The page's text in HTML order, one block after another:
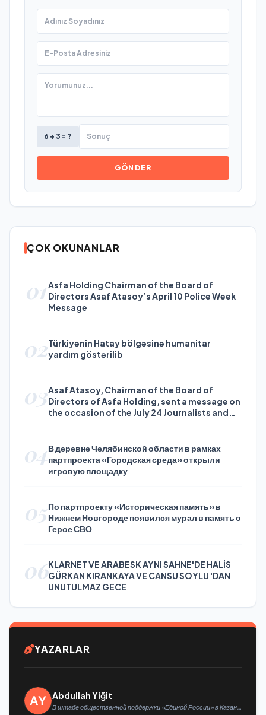
6 + 3 = ?
GÖNDER
ÇOK OKUNANLAR
01Asfa Holding Chairman of the Board of
Directors Asaf Atasoy’s April 10 Police Week
Message
02Türkiyənin Hatay bölgəsinə humanitar
yardım göstərilib
03Asaf Atasoy, Chairman of the Board of
Directors of Asfa Holding, sent a message on
the occasion of the July 24 Journalists and
04В деревне Челябинской области в рамках
партпроекта «Городская среда» открыли
игровую площадку
05По партпроекту «Историческая память» в
Нижнем Новгороде появился мурал в память о
Герое СВО
06KLARNET VE ARABESK AYNI SAHNE'DE HALİS
GÜRKAN KIRANKAYA VE CANSU SOYLU 'DAN
UNUTULMAZ GECE
YAZARLAR
Abdullah Yiğit
В штабе общественной поддержки «Единой России» в Казани